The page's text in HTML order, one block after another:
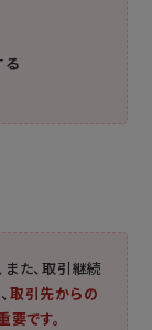
る
た、取引継続
取引先からの
です。